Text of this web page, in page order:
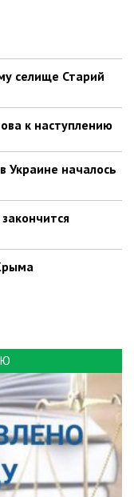
селище Старий
к наступлению
Украине началось